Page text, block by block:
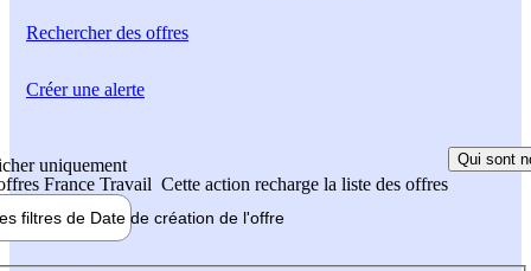
Rechercherdes offres
uniquement
France Travail Cette action recharge la liste des offres
Qui sont
filtres de Date de création de l'offre
Créer une alerte